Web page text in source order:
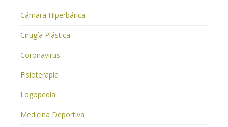
Cámara Hiperbárica
Cirugía Plástica
Coronavirus
Fisioterapia
Logopedia
Medicina Deportiva